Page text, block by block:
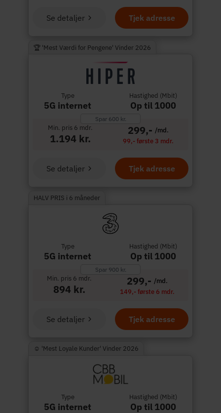
Tjek adresse
Se detaljer
🏆 'Mest Værdi for Pengene' Vinder 2026
Type
5G internet
Hastighed (Mbit)
Op til 1000
Spar 600 kr.
Min. pris 6 mdr.
1.194 kr.
299,- /md.
99,- første 3 mdr.
Tjek adresse
Se detaljer
HALV PRIS i 6 måneder
Type
5G internet
Hastighed (Mbit)
Op til 1000
Spar 900 kr.
Min. pris 6 mdr.
894 kr.
299,- /md.
149,- første 6 mdr.
Tjek adresse
Se detaljer
☺︎ 'Mest Loyale Kunder' Vinder 2026
Type
5G internet
Hastighed (Mbit)
Op til 1000